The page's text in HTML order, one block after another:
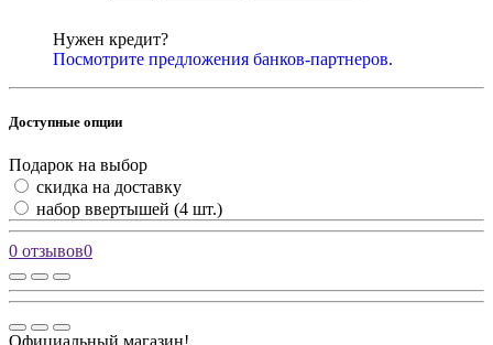
Нужен кредит?
Посмотрите предложения банков-партнеров.
Доступные опции
Подарок на выбор
скидка на доставку
набор ввертышей (4 шт.)
0 отзывов0